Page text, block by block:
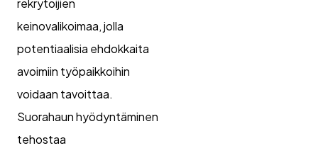
keinovalikoimaa, jolla
potentiaalisia ehdokkaita
avoimiin työpaikkoihin
voidaan tavoittaa.
Suorahaun hyödyntäminen
tehostaa